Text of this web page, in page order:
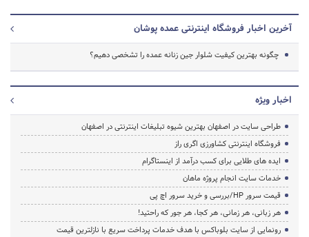
آخرین اخبار فروشگاه اینترنتی عمده پوشان
چگونه بهترین کیفیت شلوار جین زنانه عمده را تشخصی دهیم؟
اخبار ویژه
طراحی سایت در اصفهان بهترین شیوه تبلیغات اینترنتی در اصفهان
فروشگاه اینترنتی کشاورزی اگری راز
ایده های طلایی برای کسب درآمد از اینستاگرام
خدمات سایت انجام پروژه ماهان
قیمت سرور HP/بررسی و خرید سرور اچ پی
هر زبانی، هر زمانی، هر کجا، هر جور که راحتید!
رونمایی از سایت بلوباکس با هدف خدمات پرداخت سریع با نازلترین قیمت